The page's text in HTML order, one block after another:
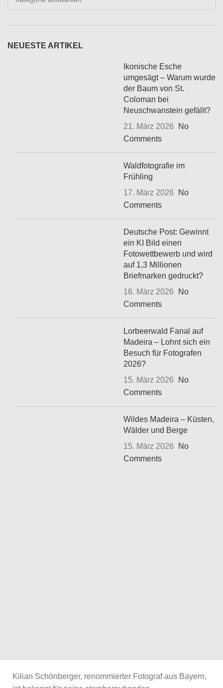
NEUESTE ARTIKEL
Ikonische Esche
umgesägt – Warum wurde
der Baum von St.
Coloman bei
Neuschwanstein gefällt?
21. März 2026
No
Comments
Waldfotografie im
Frühling
17. März 2026
No
Comments
Deutsche Post: Gewinnt
ein KI Bild einen
Fotowettbewerb und wird
auf 1,3 Millionen
Briefmarken gedruckt?
16. März 2026
No
Comments
Lorbeerwald Fanal auf
Madeira – Lohnt sich ein
Besuch für Fotografen
2026?
15. März 2026
No
Comments
Wildes Madeira – Küsten,
Wälder und Berge
15. März 2026
No
Comments
Kilian Schönberger, renommierter Fotograf aus Bayern,